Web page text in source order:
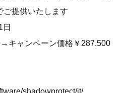
ご提供いたします
日
キャンペーン価格￥287,500
shadowprotect/it/